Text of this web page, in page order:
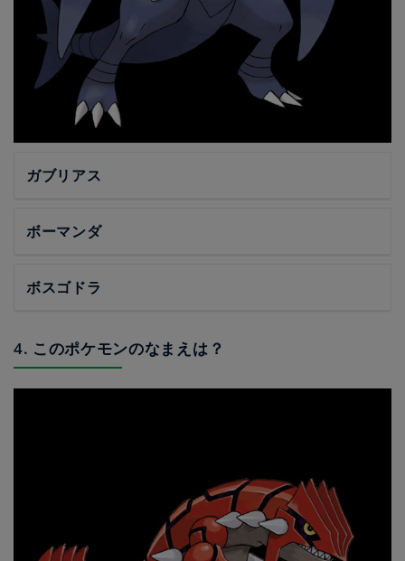
ガブリアス
ボーマンダ
ボスゴドラ
4. このポケモンのなまえは？